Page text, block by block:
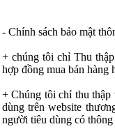
- Chính sách bảo mật
+ chúng tôi chỉ Thu
hợp đồng mua bán hàng
+ Chúng tôi chỉ thu thập
dùng trên website
người tiêu dùng có